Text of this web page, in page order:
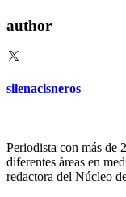
author
silenacisneros
Periodista con más de
diferentes áreas en
redactora del Núcleo